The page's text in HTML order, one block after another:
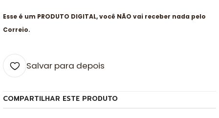
Esse é um PRODUTO DIGITAL, você NÃO vai receber nada pelo
Correio.
Salvar para depois
COMPARTILHAR ESTE PRODUTO